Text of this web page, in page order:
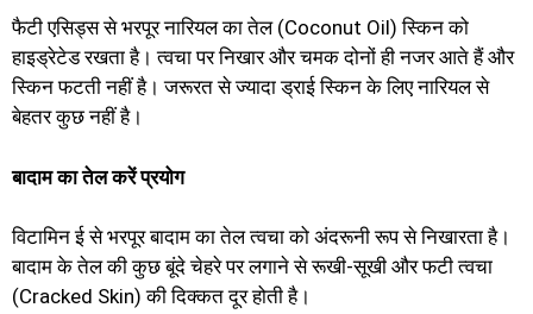
फैटी एसिड्स से भरपूर नारियल का तेल (Coconut Oil) स्किन को
हाइड्रेटेड रखता है। त्वचा पर निखार और चमक दोनों ही नजर आते हैं और
स्किन फटती नहीं है। जरूरत से ज्यादा ड्राई स्किन के लिए नारियल से
बेहतर कुछ नहीं है।
बादाम का तेल करें प्रयोग
विटामिन ई से भरपूर बादाम का तेल त्वचा को अंदरूनी रूप से निखारता है।
बादाम के तेल की कुछ बूंदे चेहरे पर लगाने से रूखी-सूखी और फटी त्वचा
(Cracked Skin) की दिक्कत दूर होती है।